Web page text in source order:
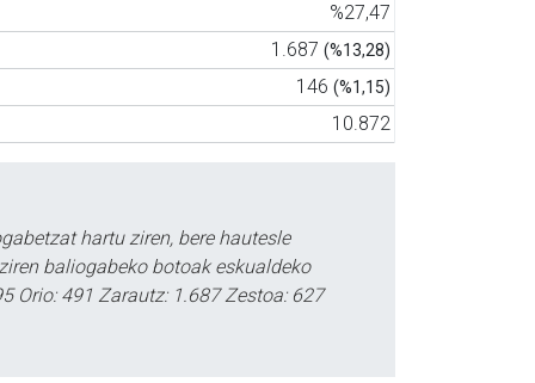
%27,47
1.687 (%13,28)
146 (%1,15)
10.872
hartu ziren, bere hautesle
baliogabeko botoak eskualdeko
Orio: 491 Zarautz: 1.687 Zestoa: 627